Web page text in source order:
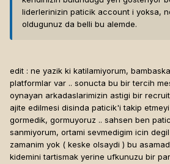
liderlerinizin paticik account i yoksa,
oldugunuz da belli bu alemde.
edit : ne yazik ki katilamiyorum,
platformlar var .. sonucta bu bir tercih
oynayan arkadaslarimizin astigi bir
ajite edilmesi disinda paticik'i takip
gormedik, gormuyoruz .. sahsen ben
sanmiyorum, ortami sevmedigim icin
zamanim yok ( keske olsaydi ) bu
kidemini tartismak yerine ufkunuzu bir